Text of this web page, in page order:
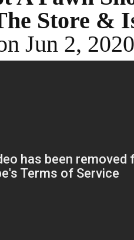
Store &
Jun 2, 2020